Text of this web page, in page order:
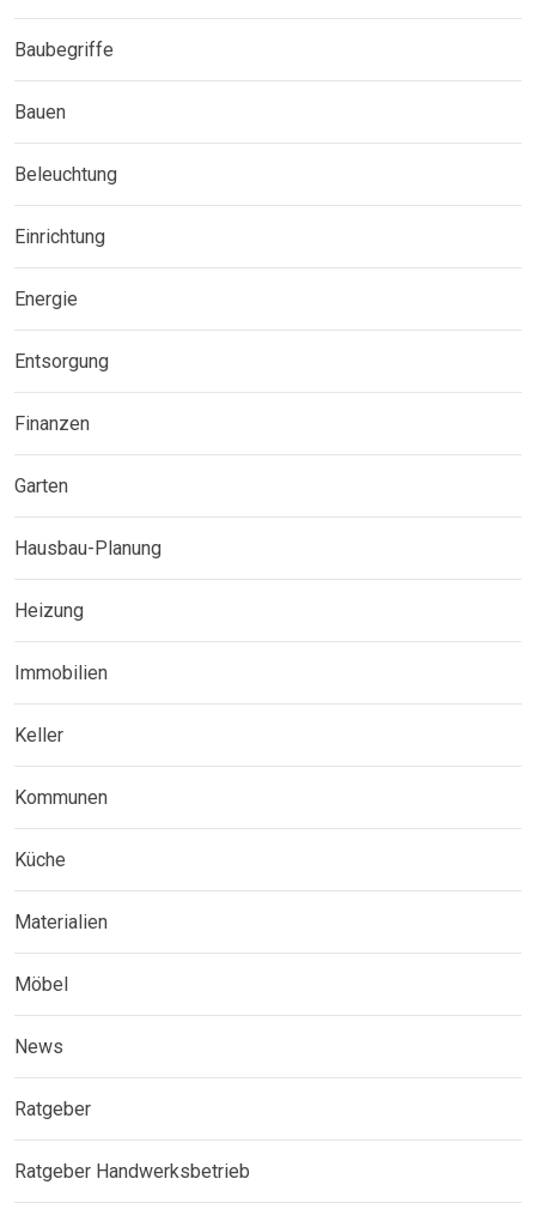
Baubegriffe
Bauen
Beleuchtung
Einrichtung
Energie
Entsorgung
Finanzen
Garten
Hausbau-Planung
Heizung
Immobilien
Keller
Kommunen
Küche
Materialien
Möbel
News
Ratgeber
Ratgeber Handwerksbetrieb